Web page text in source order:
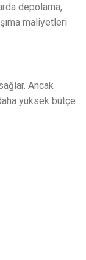
depolama,
maliyetleri
Ancak
yüksek bütçe